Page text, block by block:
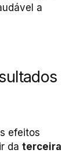
a
efeitos
da terceira